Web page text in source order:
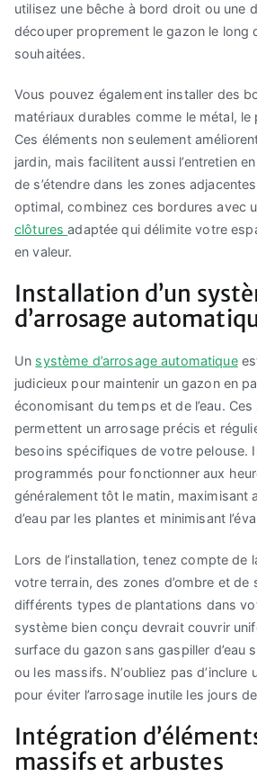
utilisez une bêche à bord droit ou une
découper proprement le gazon le long
souhaitées.
Vous pouvez également installer des
matériaux durables comme le métal, le
Ces éléments non seulement
jardin, mais facilitent aussi l’entretien
de s’étendre dans les zones
optimal, combinez ces bordures avec
clôturesadaptée qui délimite votre
en valeur.
Installation d’un
d’arrosage
Un système d’arrosage automatique
judicieux pour maintenir un gazon en
économisant du temps et de l’eau.
permettent un arrosage précis et
besoins spécifiques de votre pelouse.
programmés pour fonctionner aux
généralement tôt le matin, maximisant
d’eau par les plantes et minimisant
Lors de l’installation, tenez compte de
votre terrain, des zones d’ombre et de
différents types de plantations dans
système bien conçu devrait couvrir
surface du gazon sans gaspiller d’eau
ou les massifs. N’oubliez pas d’inclure
pour éviter l’arrosage inutile les jours
Intégration
massifs et arbustes